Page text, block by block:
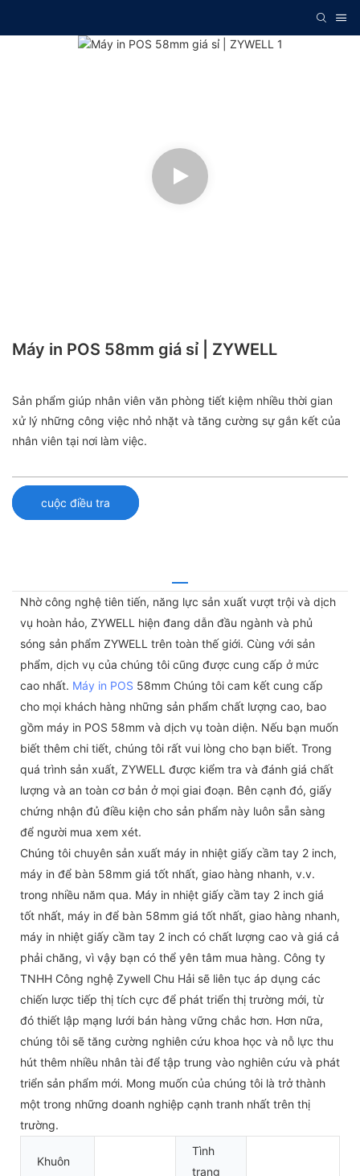
Máy in POS 58mm giá sỉ | ZYWELL
Sản phẩm giúp nhân viên văn phòng tiết kiệm nhiều thời gian
xử lý những công việc nhỏ nhặt và tăng cường sự gắn kết của
nhân viên tại nơi làm việc.
cuộc điều tra
Nhờ công nghệ tiên tiến, năng lực sản xuất vượt trội và dịch
vụ hoàn hảo, ZYWELL hiện đang dẫn đầu ngành và phủ
sóng sản phẩm ZYWELL trên toàn thế giới. Cùng với sản
phẩm, dịch vụ của chúng tôi cũng được cung cấp ở mức
cao nhất. Máy in POS 58mm Chúng tôi cam kết cung cấp
cho mọi khách hàng những sản phẩm chất lượng cao, bao
gồm máy in POS 58mm và dịch vụ toàn diện. Nếu bạn muốn
biết thêm chi tiết, chúng tôi rất vui lòng cho bạn biết. Trong
quá trình sản xuất, ZYWELL được kiểm tra và đánh giá chất
lượng và an toàn cơ bản ở mọi giai đoạn. Bên cạnh đó, giấy
chứng nhận đủ điều kiện cho sản phẩm này luôn sẵn sàng
để người mua xem xét.
Chúng tôi chuyên sản xuất máy in nhiệt giấy cầm tay 2 inch,
máy in để bàn 58mm giá tốt nhất, giao hàng nhanh, v.v.
trong nhiều năm qua. Máy in nhiệt giấy cầm tay 2 inch giá
tốt nhất, máy in để bàn 58mm giá tốt nhất, giao hàng nhanh,
máy in nhiệt giấy cầm tay 2 inch có chất lượng cao và giá cả
phải chăng, vì vậy bạn có thể yên tâm mua hàng. Công ty
TNHH Công nghệ Zywell Chu Hải sẽ liên tục áp dụng các
chiến lược tiếp thị tích cực để phát triển thị trường mới, từ
đó thiết lập mạng lưới bán hàng vững chắc hơn. Hơn nữa,
chúng tôi sẽ tăng cường nghiên cứu khoa học và nỗ lực thu
hút thêm nhiều nhân tài để tập trung vào nghiên cứu và phát
triển sản phẩm mới. Mong muốn của chúng tôi là trở thành
một trong những doanh nghiệp cạnh tranh nhất trên thị
trường.
Khuôn
Tình
trạng